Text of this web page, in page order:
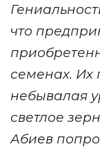
что
семенах. Их
небывалая
светлое
Абиев